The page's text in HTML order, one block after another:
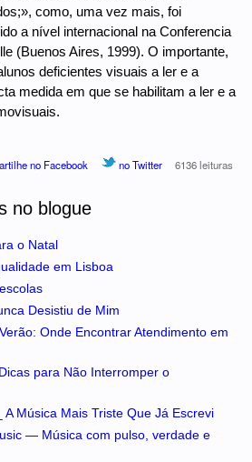
como, uma vez mais, foi
a nível internacional na Conferencia
(Buenos Aires, 1999). O importante,
deficientes visuais a ler e a
medida em que se habilitam a ler e a
no Facebook no Twitter 6136 leituras
no blogue
o Natal
em Lisboa
Desistiu de Mim
Onde Encontrar Atendimento em
para Não Interromper o
Música Mais Triste Que Já Escrevi
— Música com pulso, verdade e